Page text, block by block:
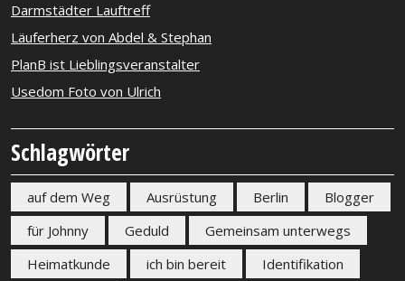
Darmstädter Lauftreff
Läuferherz von Abdel & Stephan
PlanB ist Lieblingsveranstalter
Usedom Foto von Ulrich
Schlagwörter
auf dem Weg Ausrüstung Berlin
Blogger
für Johnny
Geduld
Gemeinsam unterwegs
Heimatkunde
ich bin bereit
Identifikation